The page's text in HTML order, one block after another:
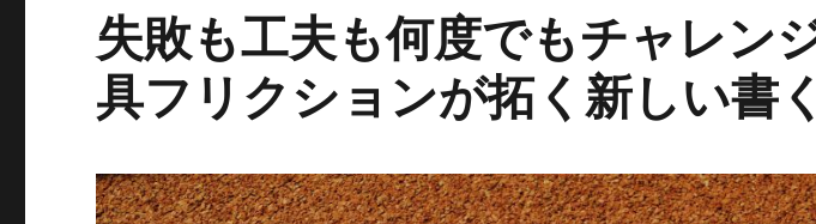
失敗も工夫も何度でもチャレン
具フリクションが拓く新しい書